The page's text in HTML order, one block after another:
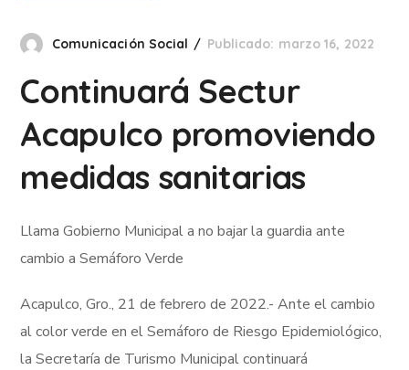
Comunicación Social Publicado: marzo 16, 2022
Continuará Sectur
Acapulco promoviendo
medidas sanitarias
Llama Gobierno Municipal a no bajar la guardia ante
cambio a Semáforo Verde
Acapulco, Gro., 21 de febrero de 2022.- Ante el cambio
al color verde en el Semáforo de Riesgo Epidemiológico,
la Secretaría de Turismo Municipal continuará